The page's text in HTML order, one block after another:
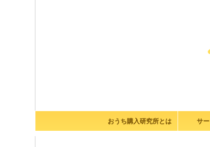
おうち購入研究所とは サ